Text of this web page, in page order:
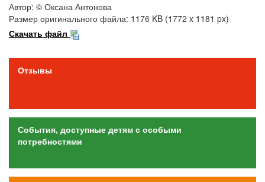
Автор: © Оксана Антонова
Размер оригинального файла: 1176 KB (1772 x 1181 px)
Скачать файл
Отзывы
События, доступные детям с особыми
потребностями